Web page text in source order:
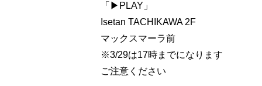
「▶︎PLAY」
Isetan TACHIKAWA 2F
マックスマーラ前
※3/29は17時までになります
ご注意ください